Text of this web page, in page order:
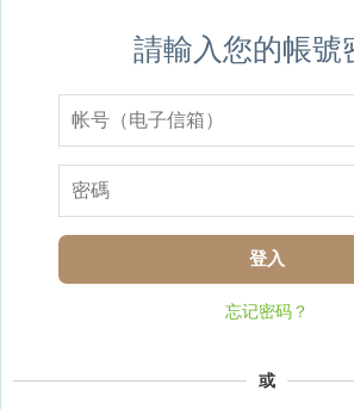
請輸入您的帳號
登入
忘记密码？
或